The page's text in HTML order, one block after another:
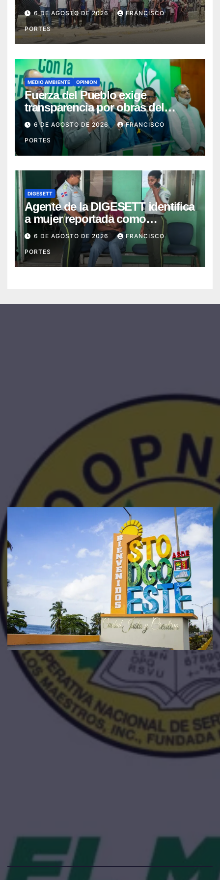
durante intervenciones en
Dajabón y Santiago Rodríguez
6 DE AGOSTO DE 2026 FRANCISCO
PORTES
MEDIO AMBIENTE OPINION
Fuerza del Pueblo exige
transparencia por obras del
Gobierno en Los Jardines del
Norte
6 DE AGOSTO DE 2026 FRANCISCO
PORTES
DIGESETT
Agente de la DIGESETT identifica
a mujer reportada como
desaparecida tras encontrarla
desorientada
6 DE AGOSTO DE 2026 FRANCISCO
PORTES